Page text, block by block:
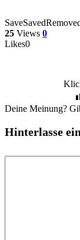
SaveSaved
25 Views 0
Likes0
Deine Meinung?
Hinterlasse